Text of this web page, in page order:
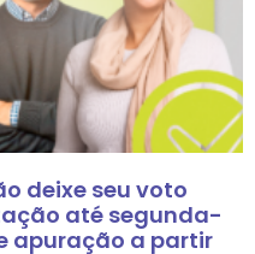
deixe seu voto
até segunda-
apuração a partir